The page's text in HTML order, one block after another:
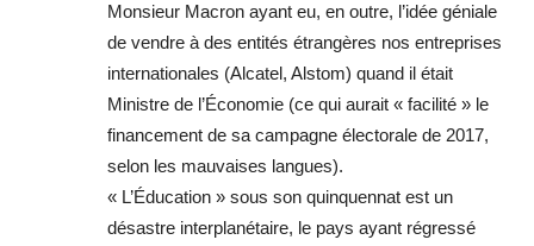
Monsieur Macron ayant eu, en outre, l’idée géniale
de vendre à des entités étrangères nos entreprises
internationales (Alcatel, Alstom) quand il était
Ministre de l’Économie (ce qui aurait « facilité » le
financement de sa campagne électorale de 2017,
selon les mauvaises langues).
« L’Éducation » sous son quinquennat est un
désastre interplanétaire, le pays ayant régressé